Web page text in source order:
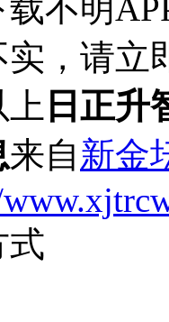
不明
实，请立
日正升
来自新金
式